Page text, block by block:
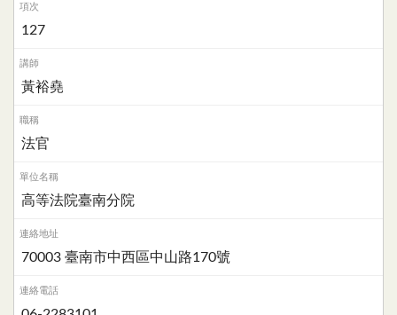
127
黃裕堯
法官
高等法院臺南分院
70003 臺南市中西區中山路170號